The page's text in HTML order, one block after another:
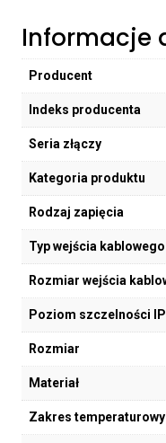
Informacje
Producent
Indeks producenta
Seria złączy
Kategoria produktu
Rodzaj zapięcia
Typ wejścia kablowego
Rozmiar wejścia
Poziom szczelności IP
Rozmiar
Materiał
Zakres